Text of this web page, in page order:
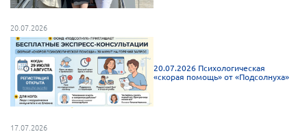
Свердловская область
Смоленская область
Ставропольский край
Сахалинская область
Томская область
20.07.2026
20.07.2026 Психологическая
«скорая помощь» от «Подсолнуха»
17.07.2026